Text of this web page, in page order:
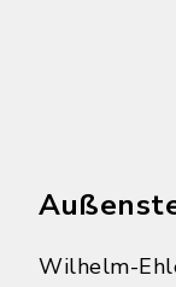
Wilhelm-